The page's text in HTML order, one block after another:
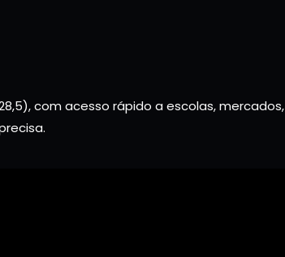
com acesso rápido a escolas, mercados,